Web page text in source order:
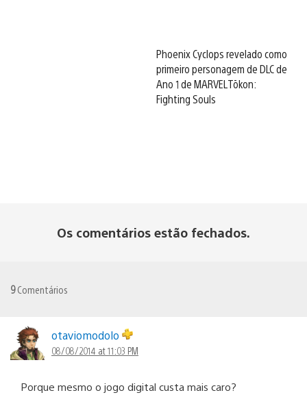
Phoenix Cyclops revelado como
primeiro personagem de DLC de
Ano 1 de MARVEL Tōkon:
Fighting Souls
Os comentários estão fechados.
9Comentários
otaviomodolo
08/08/2014 at 11:03 PM
Porque mesmo o jogo digital custa mais caro?